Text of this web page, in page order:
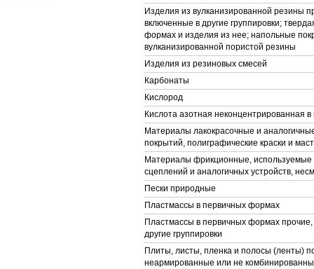
Изделия из вулканизированной резины
включенные в другие группировки;
формах и изделия из нее; напольные
вулканизированной пористой резины
Изделия из резиновых смесей
Карбонаты
Кислород
Кислота азотная неконцентрированная
Материалы лакокрасочные и
покрытий, полиграфические краски и
Материалы фрикционные, используемые
сцеплений и аналогичных устройств,
Пески природные
Пластмассы в первичных формах
Пластмассы в первичных формах
другие группировки
Плиты, листы, пленка и полосы (ленты)
неармированные или не